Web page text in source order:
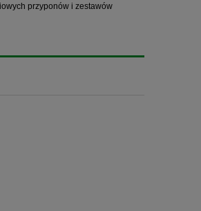
przyponów i zestawów